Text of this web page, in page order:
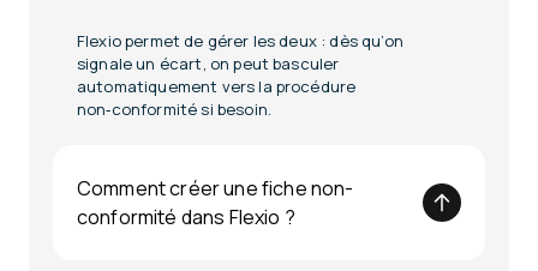
Flexio permet de gérer les deux : dès qu’on
signale un écart, on peut basculer
automatiquement vers la procédure
non‑conformité si besoin.
Comment créer une fiche non-
conformité dans Flexio ?